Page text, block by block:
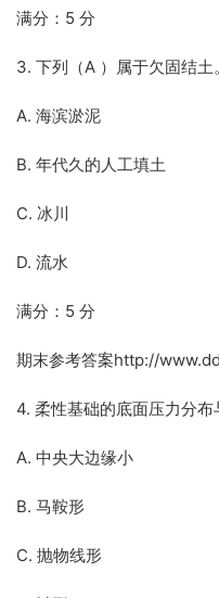
满分：5 分
3. 下列（A ）属于欠固结土。
A. 海滨淤泥
B. 年代久的人工填土
C. 冰川
D. 流水
满分：5 分
期末参考答案http://
4. 柔性基础的底面压力分布
A. 中央大边缘小
B. 马鞍形
C. 抛物线形